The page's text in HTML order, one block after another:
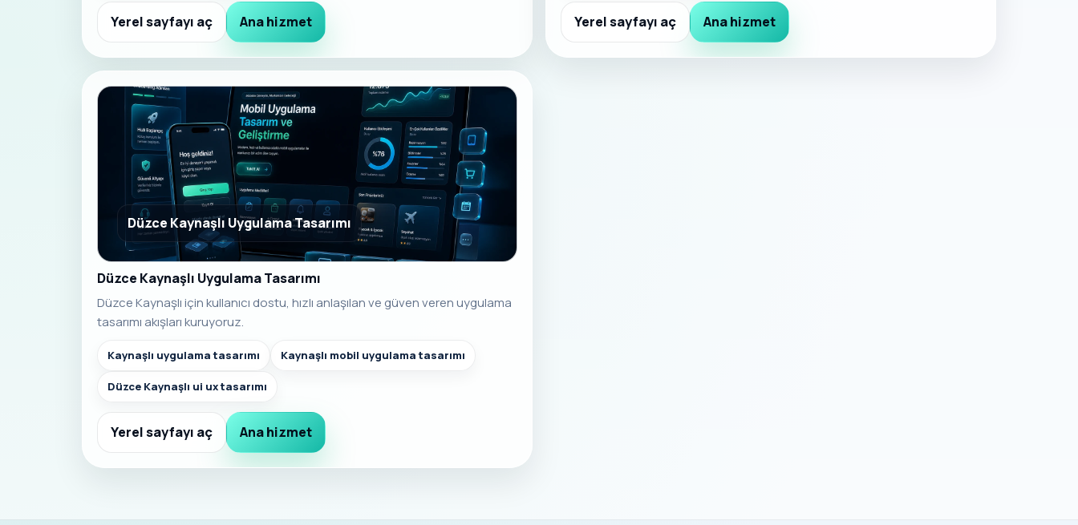
Yerel sayfayı aç Ana hizmet Yerel sayfayı aç Ana hizmet
Düzce Kaynaşlı Uygulama Tasarımı
Düzce Kaynaşlı Uygulama Tasarımı
Düzce Kaynaşlı için kullanıcı dostu, hızlı anlaşılan ve güven veren uygulama
tasarımı akışları kuruyoruz.
Kaynaşlı uygulama tasarımı Kaynaşlı mobil uygulama tasarımı
Düzce Kaynaşlı ui ux tasarımı
Yerel sayfayı aç Ana hizmet